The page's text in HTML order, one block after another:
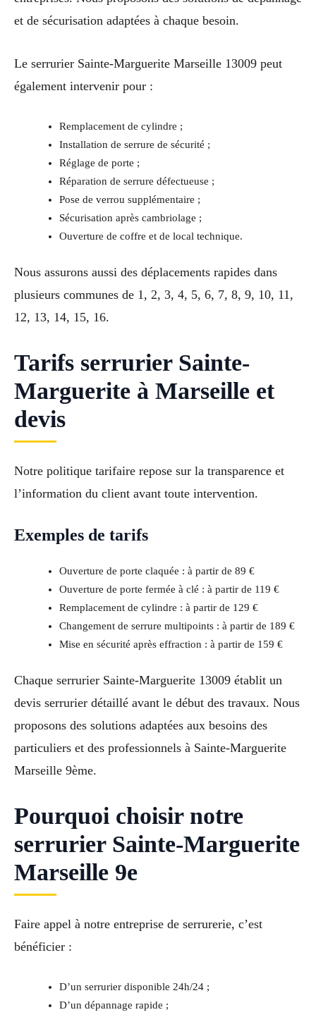
et de sécurisation adaptées à chaque besoin.
Le serrurier Sainte-Marguerite Marseille 13009 peut
également intervenir pour :
Remplacement de cylindre ;
Installation de serrure de sécurité ;
Réglage de porte ;
Réparation de serrure défectueuse ;
Pose de verrou supplémentaire ;
Sécurisation après cambriolage ;
Ouverture de coffre et de local technique.
Nous assurons aussi des déplacements rapides dans
plusieurs communes de 1, 2, 3, 4, 5, 6, 7, 8, 9, 10, 11,
12, 13, 14, 15, 16.
Tarifs serrurier Sainte-
Marguerite à Marseille et
devis
Notre politique tarifaire repose sur la transparence et
l’information du client avant toute intervention.
Exemples de tarifs
Ouverture de porte claquée : à partir de 89 €
Ouverture de porte fermée à clé : à partir de 119 €
Remplacement de cylindre : à partir de 129 €
Changement de serrure multipoints : à partir de 189 €
Mise en sécurité après effraction : à partir de 159 €
Chaque serrurier Sainte-Marguerite 13009 établit un
devis serrurier détaillé avant le début des travaux. Nous
proposons des solutions adaptées aux besoins des
particuliers et des professionnels à Sainte-Marguerite
Marseille 9ème.
Pourquoi choisir notre
serrurier Sainte-Marguerite
Marseille 9e
Faire appel à notre entreprise de serrurerie, c’est
bénéficier :
D’un serrurier disponible 24h/24 ;
D’un dépannage rapide ;